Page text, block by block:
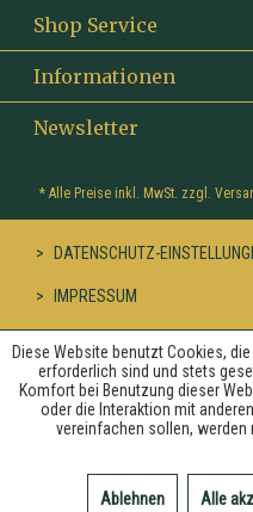
Shop Service
Informationen
Newsletter
* Alle Preise inkl. MwSt. zzgl.
DATENSCHUTZ-
IMPRESSUM
Diese Website benutzt Cookies,
erforderlich sind und stets
Komfort bei Benutzung dieser
oder die Interaktion mit
vereinfachen sollen, werden
Ablehnen Alle